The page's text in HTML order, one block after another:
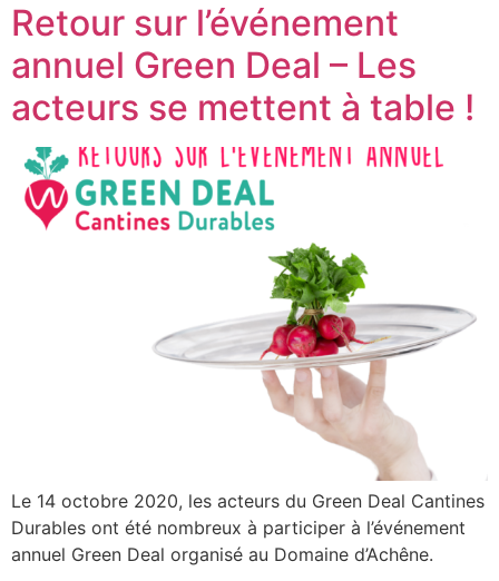
Retour sur l’événement
annuel Green Deal – Les
acteurs se mettent à table !
Le 14 octobre 2020, les acteurs du Green Deal Cantines
Durables ont été nombreux à participer à l’événement
annuel Green Deal organisé au Domaine d’Achêne.